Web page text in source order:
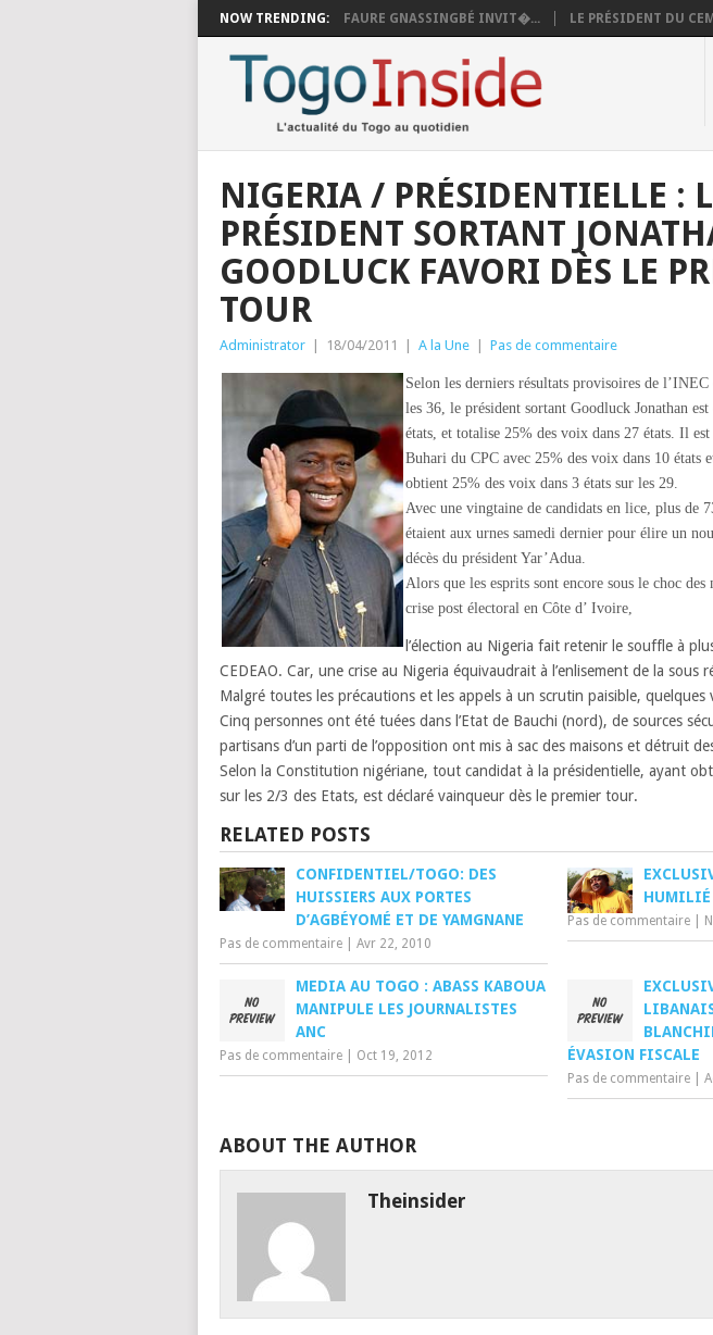
NOW TRENDING: FAURE GNASSINGBÉ INVIT�... LE PRÉSIDENT DU
NIGERIA / PRÉSIDENTIELLE :
PRÉSIDENT SORTANT
GOODLUCK FAVORI DÈS LE
TOUR
Administrator 18/04/2011 A la Une Pas de commentaire
Selon les derniers résultats provisoires de l’INEC
les 36, le président sortant Goodluck Jonathan
états, et totalise 25% des voix dans 27 états. Il
Buhari du CPC avec 25% des voix dans 10 états
obtient 25% des voix dans 3 états sur les 29.
Avec une vingtaine de candidats en lice, plus de
étaient aux urnes samedi dernier pour élire un
décès du président Yar’Adua.
Alors que les esprits sont encore sous le choc des
crise post électoral en Côte d’ Ivoire,
l’élection au Nigeria fait retenir le souffle à
CEDEAO. Car, une crise au Nigeria équivaudrait à l’enlisement de la sous
Malgré toutes les précautions et les appels à un scrutin paisible, quelques
Cinq personnes ont été tuées dans l’Etat de Bauchi (nord), de sources
partisans d’un parti de l’opposition ont mis à sac des maisons et détruit
Selon la Constitution nigériane, tout candidat à la présidentielle, ayant
sur les 2/3 des Etats, est déclaré vainqueur dès le premier tour.
RELATED POSTS
CONFIDENTIEL/TOGO: DES
HUISSIERS AUX PORTES
D’AGBÉYOMÉ ET DE YAMGNANE
Pas de commentaire Avr 22, 2010
HUMILIÉ
Pas de commentaire
MEDIA AU TOGO : ABASS KABOUA
MANIPULE LES JOURNALISTES
ANC
Pas de commentaire Oct 19, 2012
ÉVASION FISCALE
Pas de commentaire |
ABOUT THE AUTHOR
Theinsider